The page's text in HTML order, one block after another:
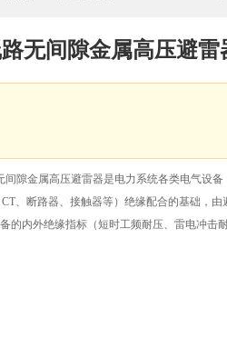
无间隙金属高压避雷
隙金属高压避雷器是电力系统各类电气设备
、断路器、接触器等）绝缘配合的基础，
的内外绝缘指标（短时工频耐压、雷电冲击